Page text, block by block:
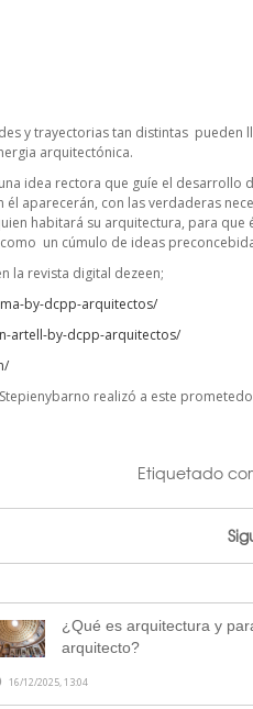
y trayectorias tan distintas pueden
arquitectónica.
idea rectora que guíe el desarrollo
aparecerán, con las verdaderas
habitará su arquitectura, para que
un cúmulo de ideas
la revista digital dezeen;
by-dcpp-arquitectos/
artell-by-dcpp-arquitectos/
realizó a este
Etiquetado
¿Qué es arquitectura y
arquitecto?
16/12/2025, 13:04